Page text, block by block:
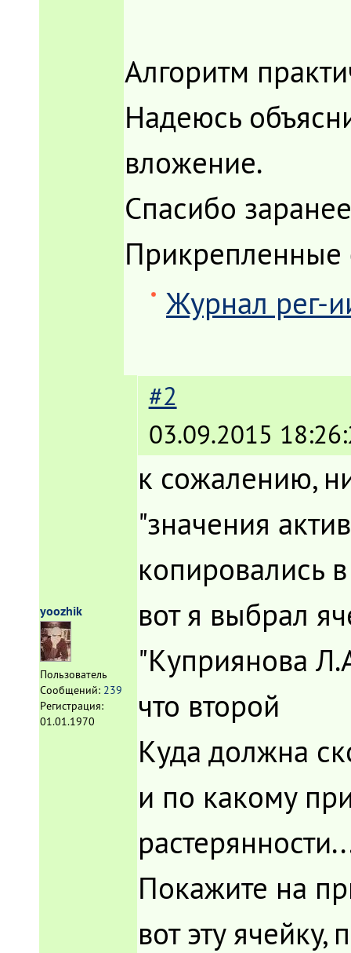
Алгоритм
Надеюсь
вложение.
Спасибо
Журнал рег-
yoozhik
Пользователь
Сообщений: 239
Регистрация:
01.01.1970
#2
03.09.2015
к сожалению,
"значения
копировались
вот я выбрал
"Куприянова
что второй
Куда должна
и по какому
Покажите на
вот эту